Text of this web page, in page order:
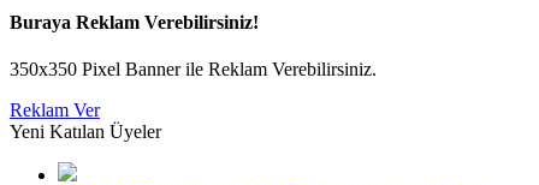
Buraya Reklam Verebilirsiniz!
350x350 Pixel Banner ile Reklam Verebilirsiniz.
Reklam Ver
Yeni Katılan Üyeler